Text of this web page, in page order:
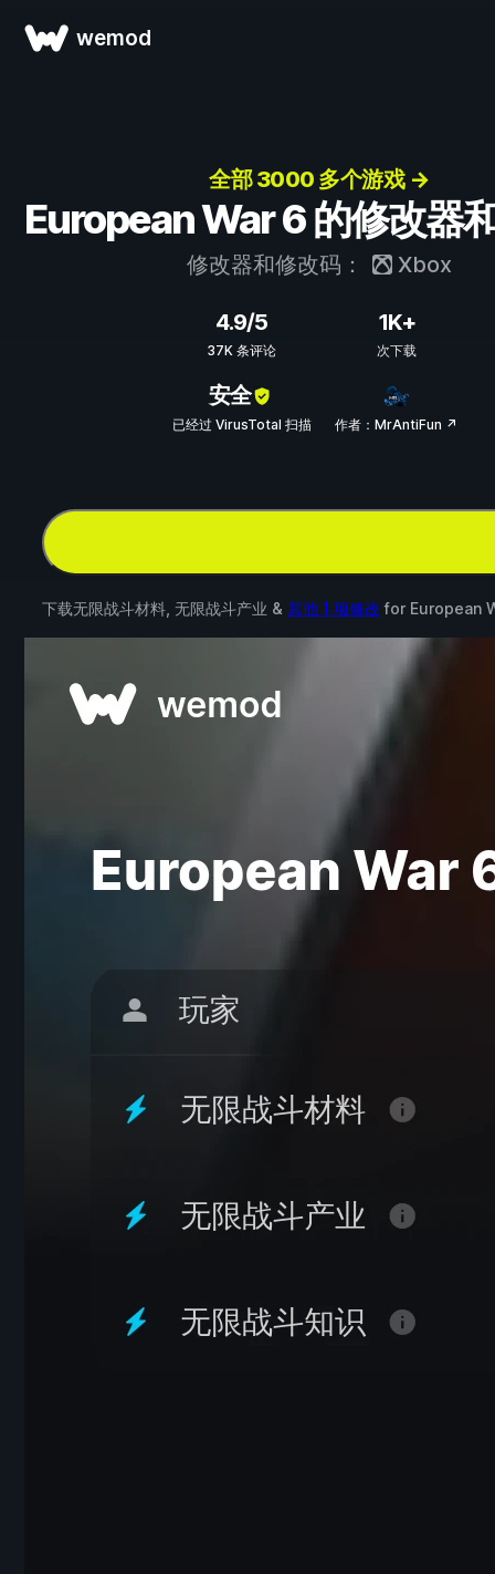
wemod
全部 3000 多个游戏 →
European War 6 的修改器
修改器和修改码： Xbox
4.9/5
37K 条评论
1K+
次下载
安全
已经过 VirusTotal 扫描 作者：MrAntiFun ↗
下载无限战斗材料, 无限战斗产业 & 其他 1 项修改 for European